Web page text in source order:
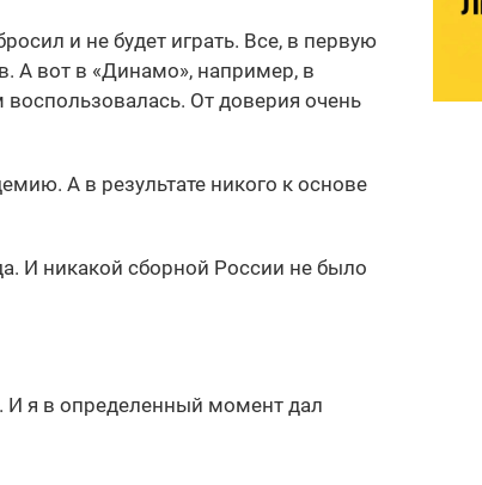
и не будет играть. Все, в первую
А вот в «Динамо», например, в
От доверия очень
А в результате никого к основе
И никакой сборной России не было
И я в определенный момент дал